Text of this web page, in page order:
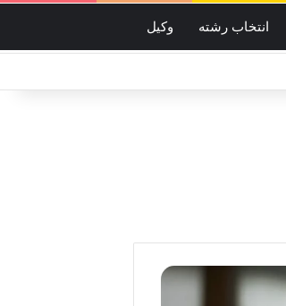
انتخاب رشته وکیل